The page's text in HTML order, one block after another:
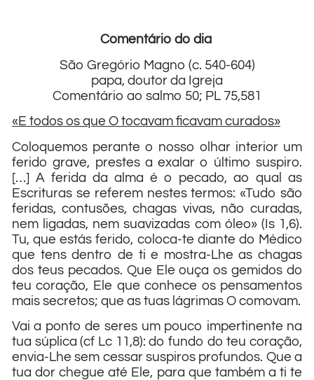
Comentário do dia
São Gregório Magno (c. 540-604)
papa, doutor da Igreja
Comentário ao salmo 50; PL 75,581
«E todos os que O tocavam ficavam curados»
Coloquemos perante o nosso olhar interior um
ferido grave, prestes a exalar o último suspiro.
[…] A ferida da alma é o pecado, ao qual as
Escrituras se referem nestes termos: «Tudo são
feridas, contusões, chagas vivas, não curadas,
nem ligadas, nem suavizadas com óleo» (Is 1,6).
Tu, que estás ferido, coloca-te diante do Médico
que tens dentro de ti e mostra-Lhe as chagas
dos teus pecados. Que Ele ouça os gemidos do
teu coração, Ele que conhece os pensamentos
mais secretos; que as tuas lágrimas O comovam.
Vai a ponto de seres um pouco impertinente na
tua súplica (cf Lc 11,8): do fundo do teu coração,
envia-Lhe sem cessar suspiros profundos. Que a
tua dor chegue até Ele, para que também a ti te